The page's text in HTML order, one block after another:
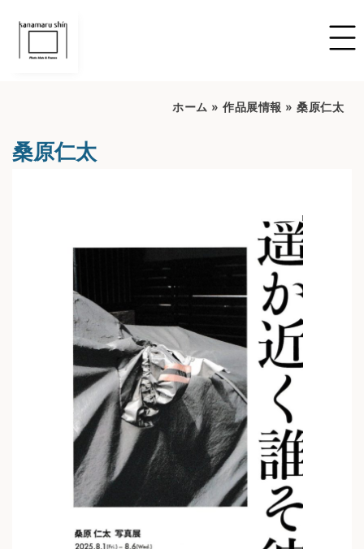
ホーム » 作品展情報 » 桑原仁太
桑原仁太